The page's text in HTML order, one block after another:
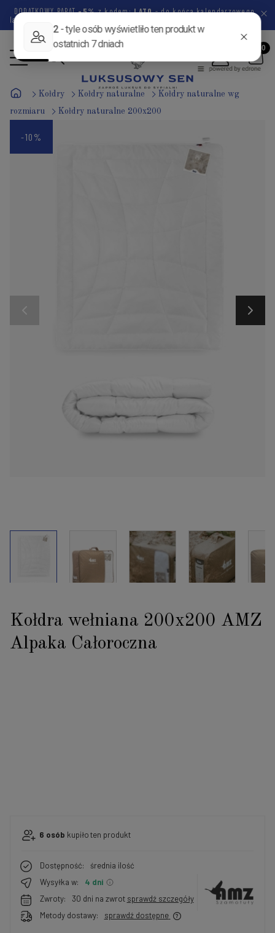
DODATKOWY RABAT-5%z kodem:LATO- do końca kalendarzowego
lata pozostało
Kołdry Kołdry naturalne Kołdry naturalne wg
rozmiaru Kołdry naturalne 200x200
Kołdra wełniana 200x200 AMZ
Alpaka Całoroczna
-10%
6 osób kupiłoten produkt
Dostępność:
średnia ilość
Wysyłka w:
4 dni
Zwroty:
30 dni na zwrot sprawdź szczegóły
Metody dostawy:
sprawdź dostępne